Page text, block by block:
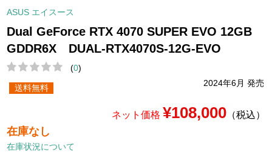
ASUS エイスース
Dual GeForce RTX 4070 SUPER EVO 12GB
GDDR6X DUAL-RTX4070S-12G-EVO
(0)
2024年6月 発売
送料無料
ネット価格 ¥108,000（税込）
在庫なし
在庫状況について